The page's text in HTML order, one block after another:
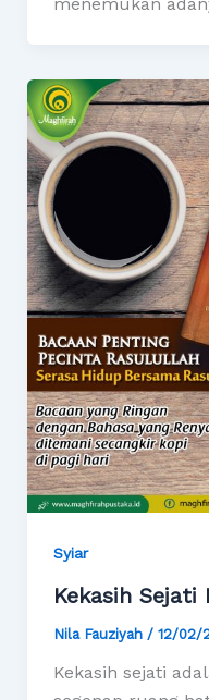
Syiar
Kekasih Sejati
Nila Fauziyah / 12/02/
Kekasih sejati